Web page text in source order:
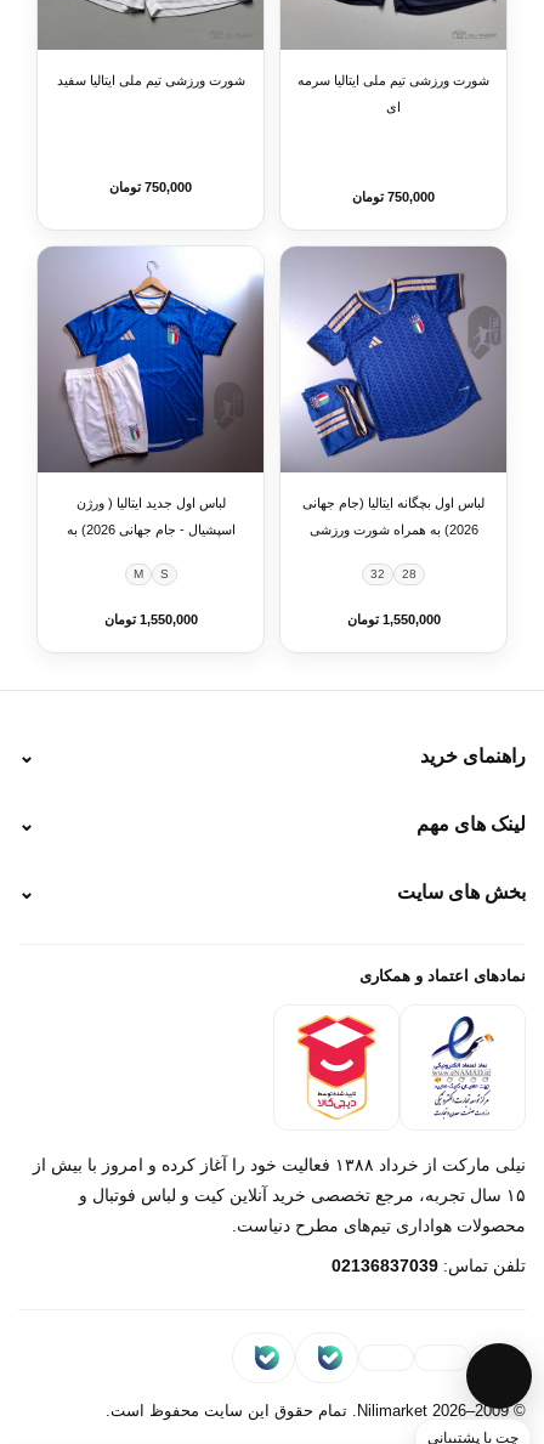
شورت ورزشی تیم ملی ایتالیا سرمه
ای
750,000 تومان
شورت ورزشی تیم ملی ایتالیا سفید
750,000 تومان
لباس اول بچگانه ایتالیا (جام جهانی
2026) به همراه شورت ورزشی
28
32
1,550,000 تومان
لباس اول جدید ایتالیا ( ورژن
اسپشیال - جام جهانی 2026) به
S
M
1,550,000 تومان
راهنمای خرید ⌄
نحوه پرداخت
راهنمای سفارش
لینک های مهم ⌄
رهگیری تیپاکس
خرید لباس جدید بارسلونا 2025/2026
بخش های سایت ⌄
پرداخت باز
تماس با ما
نمادهای اعتماد و همکاری
نیلی مارکت از خرداد ۱۳۸۸ فعالیت خود را آغاز کرده و امروز با بیش از
۱۵ سال تجربه، مرجع تخصصی خرید آنلاین کیت و لباس فوتبال و
محصولات هواداری تیم‌های مطرح دنیاست.
تلفن تماس: 02136837039
© 2009–2026 Nilimarket. تمام حقوق این سایت محفوظ است.
چت با پشتیبانی
پشتیبانی روبیکا‌
پشتیبانی بله